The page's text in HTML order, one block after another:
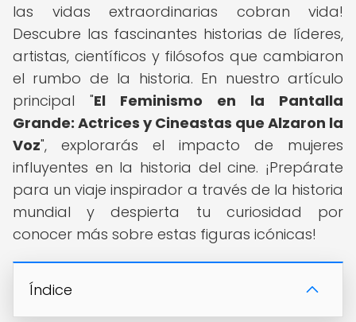
las vidas extraordinarias cobran vida!
Descubre las fascinantes historias de líderes,
artistas, científicos y filósofos que cambiaron
el rumbo de la historia. En nuestro artículo
principal "El Feminismo en la Pantalla
Grande: Actrices y Cineastas que Alzaron la
Voz", explorarás el impacto de mujeres
influyentes en la historia del cine. ¡Prepárate
para un viaje inspirador a través de la historia
mundial y despierta tu curiosidad por
conocer más sobre estas figuras icónicas!
Índice